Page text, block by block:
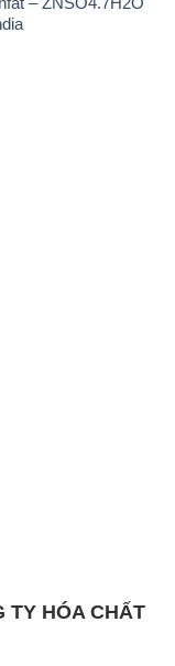
-
Trị Đông B,
ĐẮC TRƯỜNG